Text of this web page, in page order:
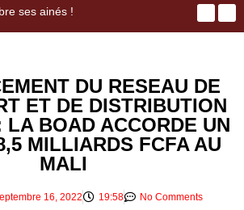
DU RESEAU DE
ET DE DISTRIBUTION
LA BOAD ACCORDE UN
MILLIARDS FCFA AU
MALI
16, 2022 19:58 No Comments